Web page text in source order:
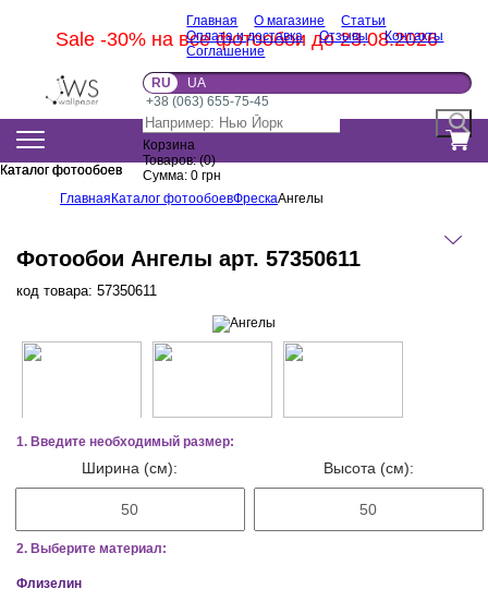
Sale -30% на все фотообои до 23.08.2026
Главная О магазине
Статьи
Оплата и доставка
Отзывы
Контакты
Соглашение
RU
UA
+38 (063) 655-75-45
Корзина
Товаров:(0)
Сумма: 0 грн
Каталог фотообоев
Каталог фотообоев
Главная Каталог фотообоевФрескаАнгелы
Фотообои Ангелы арт. 57350611
код товара: 57350611
1. Введите необходимый размер:
Ширина (см): Высота (см):
2. Выберите материал:
Флизелин